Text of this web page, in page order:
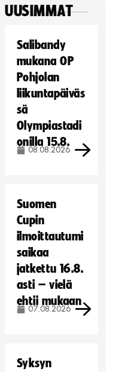
UUSIMMAT
Salibandy
mukana OP
Pohjolan
liikuntapäiväs
sä
Olympiastadi
onilla 15.8.
08.08.2026
Suomen
Cupin
ilmoittautumi
saikaa
jatkettu 16.8.
asti – vielä
ehtii mukaan
07.08.2026
Syksyn